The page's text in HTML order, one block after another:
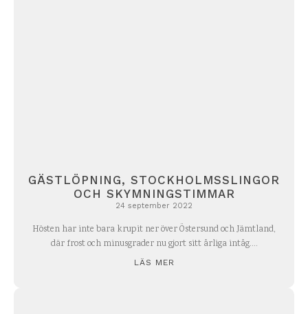
GÄSTLÖPNING, STOCKHOLMSSLINGOR
OCH SKYMNINGSTIMMAR
24 september 2022
Hösten har inte bara krupit ner över Östersund och Jämtland,
där frost och minusgrader nu gjort sitt årliga intåg....
LÄS MER